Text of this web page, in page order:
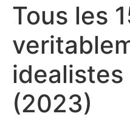
Tous les
idealistes
(2023)